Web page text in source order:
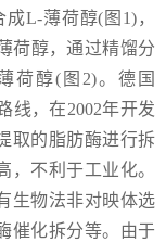
L-薄荷醇(图1)，
荷醇，通过精馏分
荷醇(图2)。德国
线，在2002年开发
取的脂肪酶进行拆
，不利于工业化。
生物法非对映体选
催化拆分等。由于